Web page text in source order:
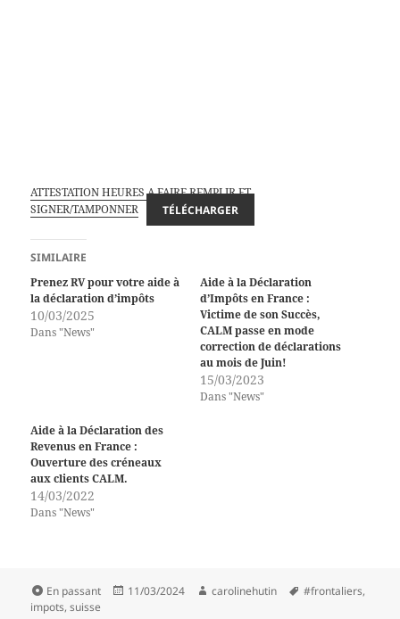
ATTESTATION HEURES A FAIRE REMPLIR ET
SIGNER/TAMPONNER
TÉLÉCHARGER
SIMILAIRE
Prenez RV pour votre aide à
la déclaration d’impôts
10/03/2025
Dans "News"
Aide à la Déclaration
d’Impôts en France :
Victime de son Succès,
CALM passe en mode
correction de déclarations
au mois de Juin!
15/03/2023
Dans "News"
Aide à la Déclaration des
Revenus en France :
Ouverture des créneaux
aux clients CALM.
14/03/2022
Dans "News"
Format
En passant
Publié
11/03/2024 Auteur
carolinehutin
Mots-
#frontaliers,
impots,suisse